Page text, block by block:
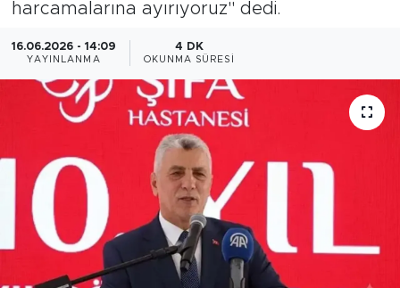
harcamalarına ayırıyoruz" dedi.
16.06.2026 - 14:09
YAYINLANMA
4 DK
OKUNMA SÜRESI